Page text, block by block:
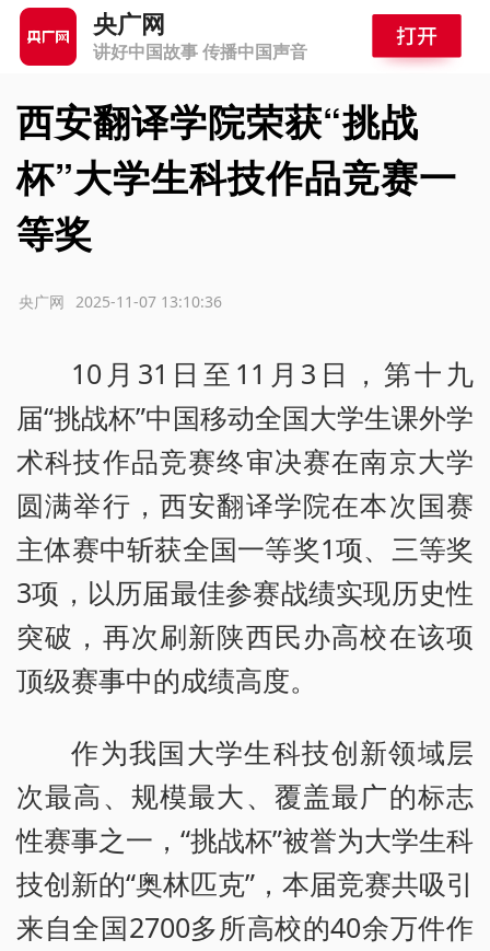
央广网
讲好中国故事 传播中国声音
西安翻译学院荣获“挑战
杯”大学生科技作品竞赛一
等奖
2025-11-07 13:10:36
央广网
10月31日至11月3日，第十九
届“挑战杯”中国移动全国大学生课外学
术科技作品竞赛终审决赛在南京大学
圆满举行，西安翻译学院在本次国赛
主体赛中斩获全国一等奖1项、三等奖
3项，以历届最佳参赛战绩实现历史性
突破，再次刷新陕西民办高校在该项
顶级赛事中的成绩高度。
作为我国大学生科技创新领域层
次最高、规模最大、覆盖最广的标志
性赛事之一，“挑战杯”被誉为大学生科
技创新的“奥林匹克”，本届竞赛共吸引
来自全国2700多所高校的40余万件作